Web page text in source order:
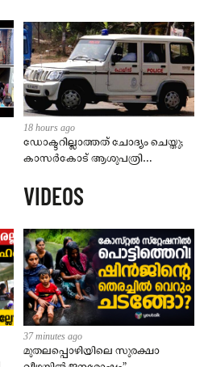
18 hours ago
ഡോക്ടറില്ലാത്തത് ചോദ്യം ചെയ്തു;
കാസർകോട് ആശുപത്രി
നാട്ടുകാർക്കെതിരെ കേസ്
VIDEOS
37 minutes ago
മുതലപ്പൊഴിയിലെ സുരക്ഷാ